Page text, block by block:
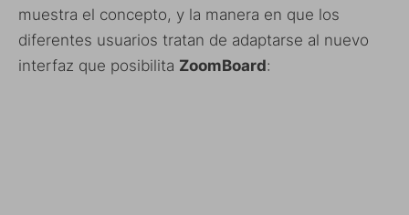
muestra el concepto, y la manera en que los
diferentes usuarios tratan de adaptarse al nuevo
interfaz que posibilita ZoomBoard: